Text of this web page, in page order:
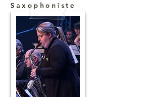
Saxophoniste